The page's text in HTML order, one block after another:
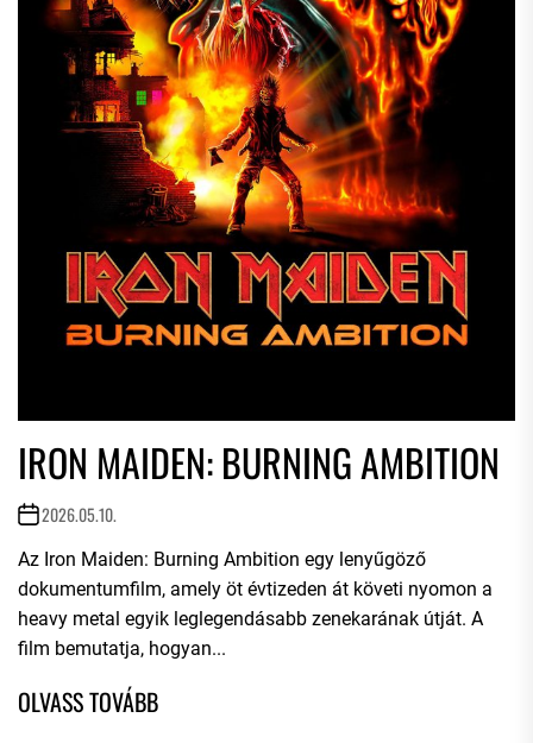
IRON MAIDEN: BURNING AMBITION
2026.05.10.
Az Iron Maiden: Burning Ambition egy lenyűgöző
dokumentumfilm, amely öt évtizeden át követi nyomon a
heavy metal egyik leglegendásabb zenekarának útját. A
film bemutatja, hogyan...